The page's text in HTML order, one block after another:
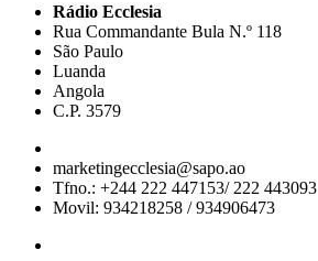
Rádio Ecclesia
Rua Commandante Bula N.º 118
São Paulo
Luanda
Angola
C.P. 3579
marketingecclesia@sapo.ao
Tfno.: +244 222 447153/ 222 443093
Movil: 934218258 / 934906473